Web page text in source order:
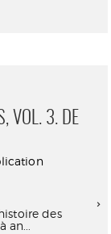
VOL. 3. DE
des